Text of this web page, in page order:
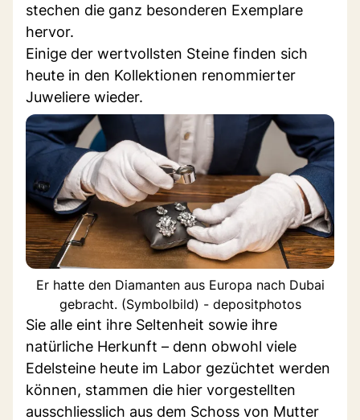
stechen die ganz besonderen Exemplare
hervor.
Einige der wertvollsten Steine finden sich
heute in den Kollektionen renommierter
Juweliere wieder.
Er hatte den Diamanten aus Europa nach Dubai
gebracht. (Symbolbild) - depositphotos
Sie alle eint ihre Seltenheit sowie ihre
natürliche Herkunft – denn obwohl viele
Edelsteine heute im Labor gezüchtet werden
können, stammen die hier vorgestellten
ausschliesslich aus dem Schoss von Mutter